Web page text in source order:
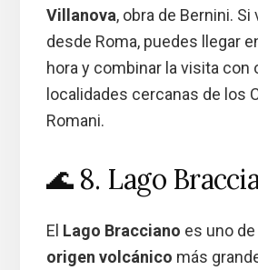
Villanova, obra de Bernini.
desde Roma, puedes llegar
hora y combinar la visita con
localidades cercanas de los
Romani.
🌊 8. Lago
El Lago Bracciano es uno
origen volcánico más